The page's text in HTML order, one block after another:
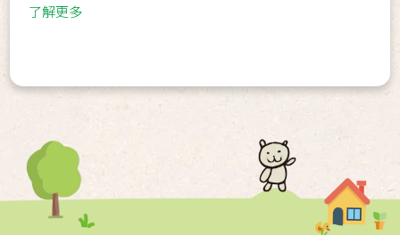
了解更多